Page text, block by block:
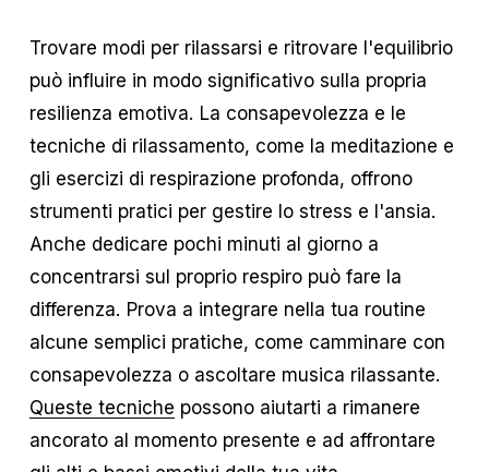
Trovare modi per rilassarsi e ritrovare l'equilibrio
può influire in modo significativo sulla propria
resilienza emotiva. La consapevolezza e le
tecniche di rilassamento, come la meditazione e
gli esercizi di respirazione profonda, offrono
strumenti pratici per gestire lo stress e l'ansia.
Anche dedicare pochi minuti al giorno a
concentrarsi sul proprio respiro può fare la
differenza. Prova a integrare nella tua routine
alcune semplici pratiche, come camminare con
consapevolezza o ascoltare musica rilassante.
Queste tecniche possono aiutarti a rimanere
ancorato al momento presente e ad affrontare